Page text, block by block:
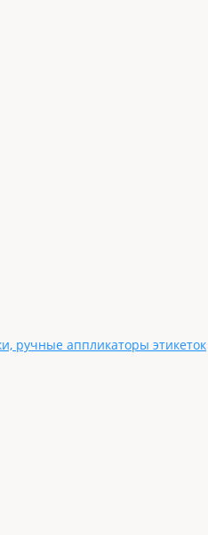
ручные аппликаторы этикеток